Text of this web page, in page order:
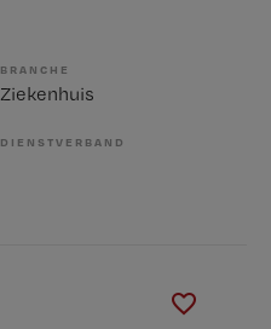
BRANCHE
Ziekenhuis
DIENSTVERBAND